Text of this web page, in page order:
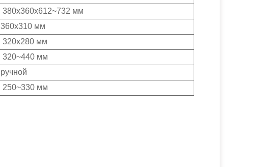
380x360x612~732 мм
360x310 мм
320x280 мм
320~440 мм
ручной
250~330 мм